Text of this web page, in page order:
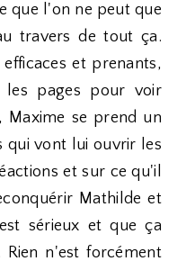
que l'on ne peut que
travers de tout ça.
et prenants,
pages pour voir
se prend un
qui vont lui ouvrir les
et sur ce qu'il
Mathilde et
sérieux et que ça
Rien n'est forcément